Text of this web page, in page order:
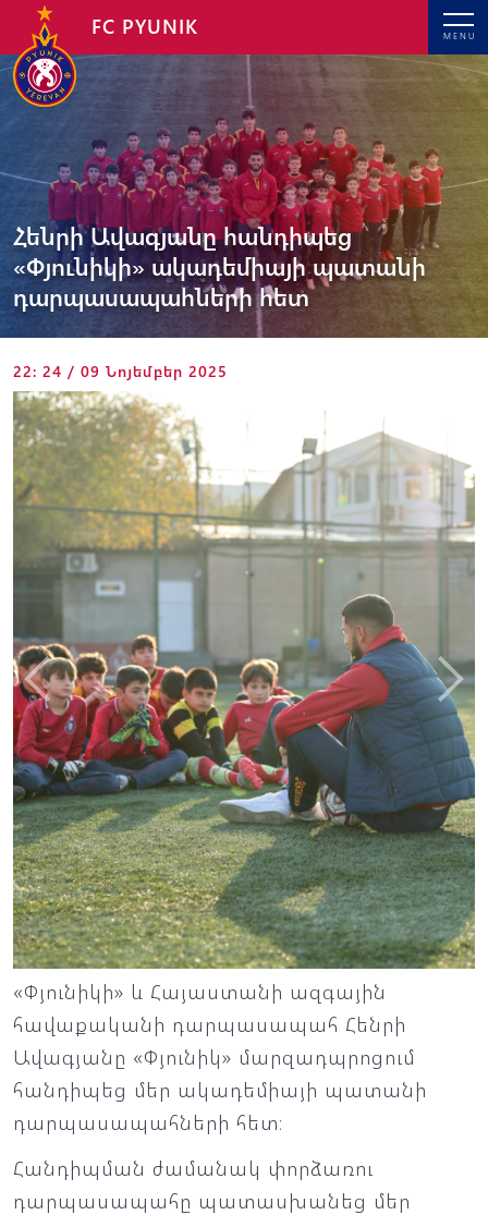
MENU
FC PYUNIK
Հենրի Ավագյանը հանդիպեց
«Փյունիկի» ակադեմիայի պատանի
դարպասապահների հետ
22: 24 / 09 Նոյեմբեր 2025
«Փյունիկի» և Հայաստանի ազգային
հավաքականի դարպասապահ Հենրի
Ավագյանը «Փյունիկ» մարզադպրոցում
հանդիպեց մեր ակադեմիայի պատանի
դարպասապահների հետ։
Հանդիպման ժամանակ փորձառու
դարպասապահը պատասխանեց մեր